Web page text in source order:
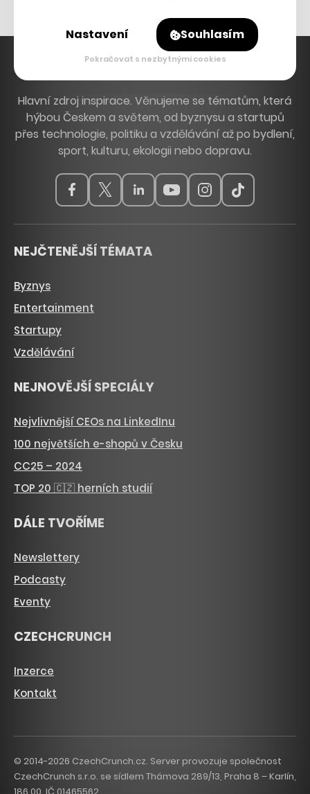
Hlavní zdroj inspirace. Věnujeme se tématům, která
hýbou Českem a světem, od byznysu a startupů
přes technologie, politiku a vzdělávání až po bydlení,
sport, kulturu, ekologii nebo dopravu.
NEJČTENĚJŠÍ TÉMATA
Byznys
Entertainment
Startupy
Vzdělávání
NEJNOVĚJŠÍ SPECIÁLY
Nejvlivnější CEOs na LinkedInu
100 největších e-shopů v Česku
CC25 – 2024
TOP 20 🇨🇿 herních studií
DÁLE TVOŘÍME
Newslettery
Podcasty
Eventy
CZECHCRUNCH
Inzerce
Kontakt
© 2014-2026 CzechCrunch.cz. Server provozuje společnost
CzechCrunch s.r.o. se sídlem Thámova 289/13, Praha 8 – Karlín,
Nastavení Souhlasím
Pokračovat s nezbytnými cookies